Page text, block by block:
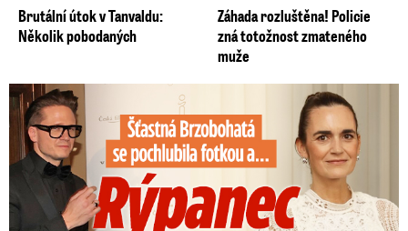
Brutální útok v Tanvaldu:
Několik pobodaných
Záhada rozluštěna! Policie
zná totožnost zmateného
muže
Šťastná Brzobohatá se pochlubila fotkou: Rýpanec od Ondřeje